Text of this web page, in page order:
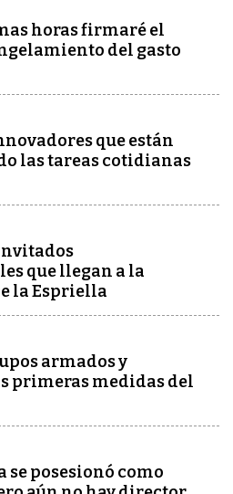
horas firmaré el
del gasto
que están
las tareas cotidianas
que llegan a la
la Espriella
armados y
primeras medidas del
se posesionó como